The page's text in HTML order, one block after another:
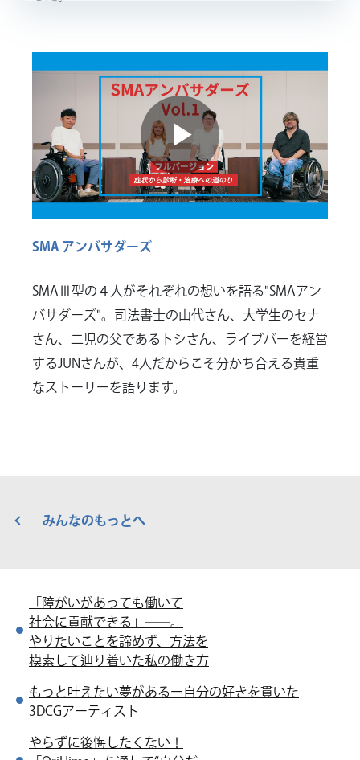
Play
SMA アンバサダーズ
SMAⅢ型の４人がそれぞれの想いを語る"SMAアン
バサダーズ"。司法書士の山代さん、大学生のセナ
さん、二児の父であるトシさん、ライブバーを経営
するJUNさんが、4人だからこそ分かち合える貴重
なストーリーを語ります。
みんなのもっとへ
「障がいがあっても働いて
社会に貢献できる」――。
やりたいことを諦めず、方法を
模索して辿り着いた私の働き方
もっと叶えたい夢があるー自分の好きを貫いた
3DCGアーティスト
やらずに後悔したくない！